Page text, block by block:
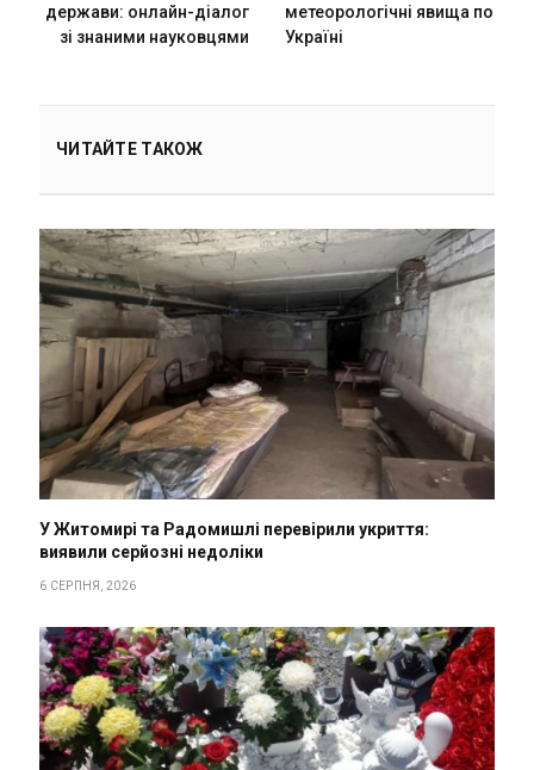
держави: онлайн-діалог
зі знаними науковцями
метеорологічні явища по
Україні
ЧИТАЙТЕ ТАКОЖ
У Житомирі та Радомишлі перевірили укриття:
виявили серйозні недоліки
6 СЕРПНЯ, 2026